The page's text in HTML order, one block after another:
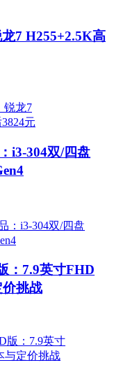
7 H255+2.5K高
i3-304双/四盘
：7.9英寸FHD
价挑战